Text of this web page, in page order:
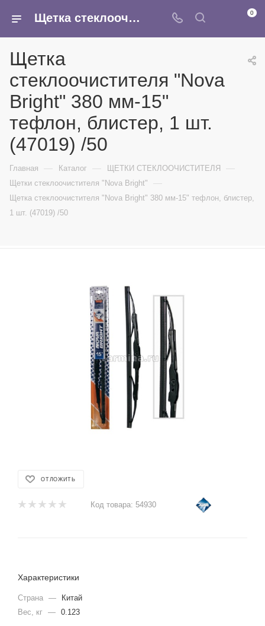
Щетка стеклоочистителя "Nova Bright" 380 мм-15" тефлон, блистер, 1 шт. (47019) /50 - купить в интернет-магазине Армина 0
Щетка
стеклоочистителя "Nova
Bright" 380 мм-15"
тефлон, блистер, 1 шт.
(47019) /50
Главная — Каталог — ЩЕТКИ СТЕКЛООЧИСТИТЕЛЯ —
Щетки стеклоочистителя "Nova Bright" —
Щетка стеклоочистителя "Nova Bright" 380 мм-15" тефлон, блистер,
1 шт. (47019) /50
ОТЛОЖИТЬ
Код товара: 54930
Характеристики
Страна —
Китай
Вес, кг — 0.123